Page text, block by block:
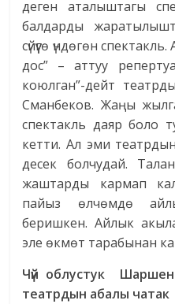
деген аталыштагы
балдарды
сүйүүгө үндөгөн
дос” – аттуу
коюлган”-дейт
Сманбеков. Жаңы
спектакль даяр боло
кетти. Ал эми театрдын
десек болчудай.
жаштарды кармап
пайыз өлчөмдө
беришкен. Айлык
эле өкмөт тарабынан
Чүй облустук
театрдын абалы чатак